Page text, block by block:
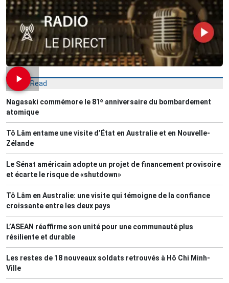
Most Read
Nagasaki commémore le 81ᵉ anniversaire du bombardement
atomique
Tô Lâm entame une visite d’État en Australie et en Nouvelle-
Zélande
Le Sénat américain adopte un projet de financement provisoire
et écarte le risque de «shutdown»
Tô Lâm en Australie: une visite qui témoigne de la confiance
croissante entre les deux pays
L’ASEAN réaffirme son unité pour une communauté plus
résiliente et durable
Les restes de 18 nouveaux soldats retrouvés à Hô Chi Minh-
Ville